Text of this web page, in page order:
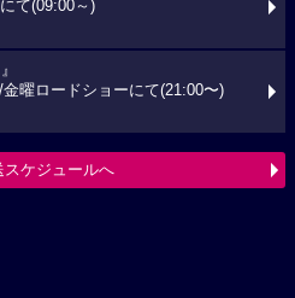
て(09:00～)
曜ロードショーにて(21:00〜)
スケジュールへ